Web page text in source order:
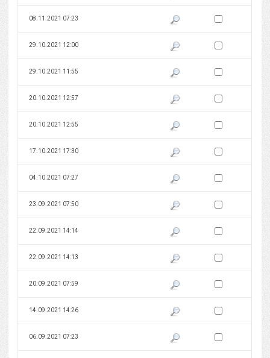
08.11.2021 07:23 Pokaż podgląd wersji z dnia
Zaznacz wersję do
29.10.2021 12:00 Pokaż podgląd wersji z dnia
Zaznacz wersję do
29.10.2021 11:55 Pokaż podgląd wersji z dnia
Zaznacz wersję do
20.10.2021 12:57 Pokaż podgląd wersji z dnia
Zaznacz wersję do
20.10.2021 12:55 Pokaż podgląd wersji z dnia
Zaznacz wersję do
17.10.2021 17:30 Pokaż podgląd wersji z dnia
Zaznacz wersję do
04.10.2021 07:27 Pokaż podgląd wersji z dnia
Zaznacz wersję do
23.09.2021 07:50 Pokaż podgląd wersji z dnia
Zaznacz wersję do
22.09.2021 14:14 Pokaż podgląd wersji z dnia
Zaznacz wersję do
22.09.2021 14:13 Pokaż podgląd wersji z dnia
Zaznacz wersję do
20.09.2021 07:59 Pokaż podgląd wersji z dnia
Zaznacz wersję do
14.09.2021 14:26 Pokaż podgląd wersji z dnia
Zaznacz wersję do
06.09.2021 07:23 Pokaż podgląd wersji z dnia
Zaznacz wersję do